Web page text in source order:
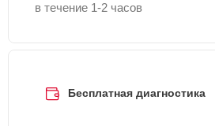
в течение 1-2 часов
Бесплатная диагностика